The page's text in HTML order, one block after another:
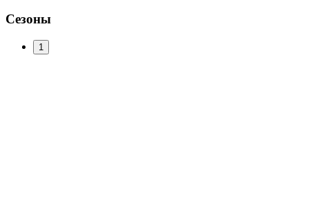
Сезоны
1